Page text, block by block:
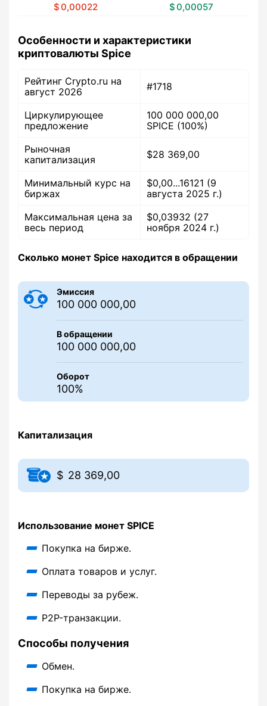
0,00022 0,00057
Особенности и характеристики
криптовалюты Spice
Рейтинг Crypto.ru на
август 2026
#1718
Циркулирующее
предложение
100 000 000,00
SPICE (100%)
Рыночная
капитализация
$28 369,00
Минимальный курс на
биржах
$0,00...16121 (9
августа 2025 г.)
Максимальная цена за
весь период
$0,03932 (27
ноября 2024 г.)
Сколько монет Spice находится в обращении
Эмиссия
100 000 000,00
В обращении
100 000 000,00
Оборот
100%
Капитализация
28 369,00
Использование монет SPICE
Покупка на бирже.
Оплата товаров и услуг.
Переводы за рубеж.
P2P-транзакции.
Способы получения
Обмен.
Покупка на бирже.